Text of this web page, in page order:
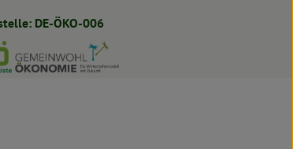
DE-ÖKO-006
Link zu https://www.bioland.de
Externer Link zu https://www.oekokiste.de